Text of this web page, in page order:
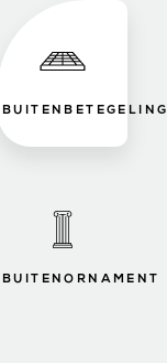
BUITENORNAMENT